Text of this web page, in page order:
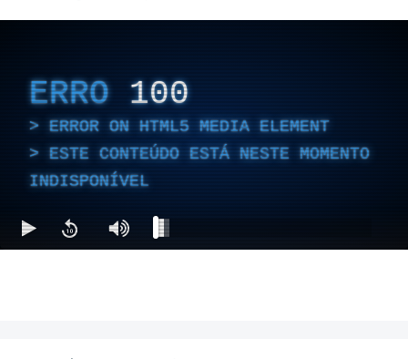
Netanyahu exigiu durante a sessão de quinta-feira
a retoma dos ataques aéreos em Gaza,
interrompidos desde segunda-feira.
"O Hamas aceitou o plano de 15 pontos, mas não
advertiu durante a reunião o brigadeiro-general Ofir
ERRO 100
ERROR ON HTML5 MEDIA ELEMENT
ESTE CONTEÚDO ESTÁ NESTE MOMENTO
INDISPONÍVEL